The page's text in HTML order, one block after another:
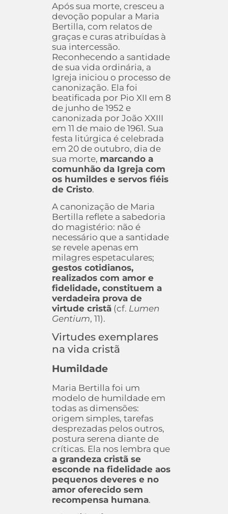
Após sua morte, cresceu a
devoção popular a Maria
Bertilla, com relatos de
graças e curas atribuídas à
sua intercessão.
Reconhecendo a santidade
de sua vida ordinária, a
Igreja iniciou o processo de
canonização. Ela foi
beatificada por Pio XII em 8
de junho de 1952 e
canonizada por João XXIII
em 11 de maio de 1961. Sua
festa litúrgica é celebrada
em 20 de outubro, dia de
sua morte, marcando a
comunhão da Igreja com
os humildes e servos fiéis
de Cristo.
A canonização de Maria
Bertilla reflete a sabedoria
do magistério: não é
necessário que a santidade
se revele apenas em
milagres espetaculares;
gestos cotidianos,
realizados com amor e
fidelidade, constituem a
verdadeira prova de
virtude cristã (cf. Lumen
Gentium, 11).
Virtudes exemplares
na vida cristã
Humildade
Maria Bertilla foi um
modelo de humildade em
todas as dimensões:
origem simples, tarefas
desprezadas pelos outros,
postura serena diante de
críticas. Ela nos lembra que
a grandeza cristã se
esconde na fidelidade aos
pequenos deveres e no
amor oferecido sem
recompensa humana.